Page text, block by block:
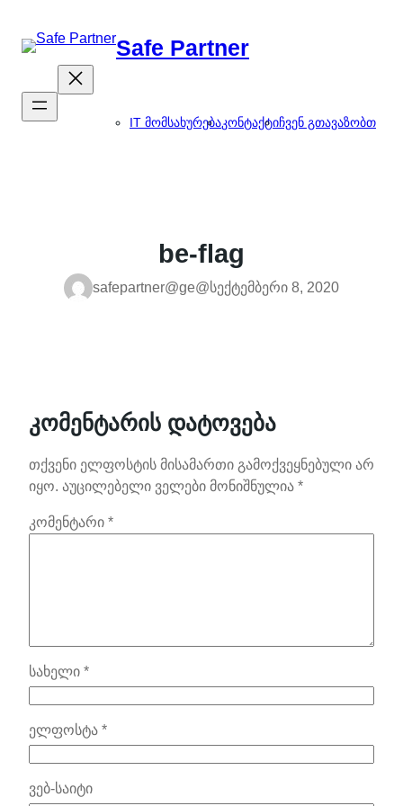
გადასვლა
Safe Partner
IT მომსახურებაკონტაქტიჩვენ გთავაზობთ
be-flag
safepartner@ge@სექტემბერი 8, 2020
კომენტარის დატოვება
თქვენი ელფოსტის მისამართი გამოქვეყნებული არ
იყო. აუცილებელი ველები მონიშნულია *
კომენტარი *
სახელი *
ელფოსტა *
ვებ-საიტი